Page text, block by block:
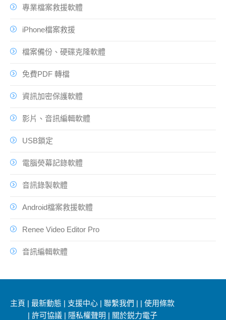
專業檔案救援軟體
iPhone檔案救援
檔案備份、硬碟克隆軟體
免費PDF 轉檔
資訊加密保護軟體
影片、音訊編輯軟體
USB鎖定
電腦熒幕記錄軟體
音訊錄製軟體
Android檔案救援軟體
Renee Video Editor Pro
音訊編輯軟體
主頁 |最新動態 | 支援中心 |聯繫我們 | |使用條款
| 許可協議| 隱私權聲明 | 關於鋭力電子